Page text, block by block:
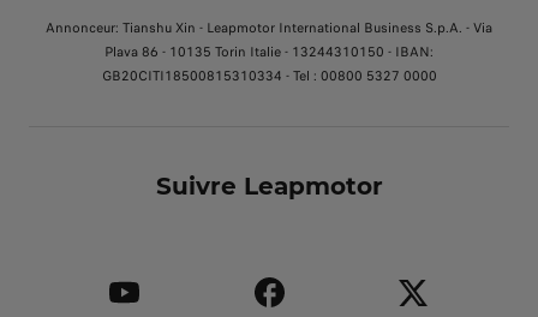
Annonceur: Tianshu Xin - Leapmotor International Business S.p.A. - Via
Plava 86 - 10135 Torin Italie - 13244310150 - IBAN:
GB20CITI18500815310334 - Tel : 00800 5327 0000
Suivre Leapmotor